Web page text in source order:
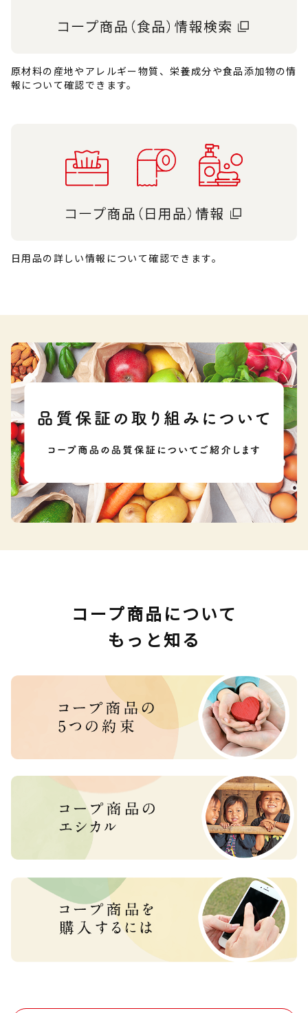
原材料の産地やアレルギー物質、栄養成分や食品添加物の情
報について確認できます。
日用品の詳しい情報について確認できます。
コープ商品について
もっと知る